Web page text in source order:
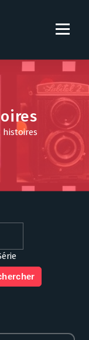
histoires